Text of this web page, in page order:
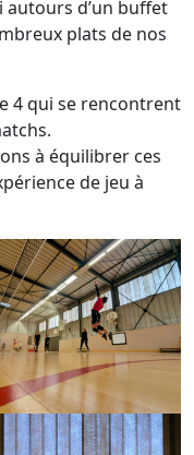
autours d’un buffet
plats de nos
4 qui se rencontrent
à équilibrer ces
de jeu à